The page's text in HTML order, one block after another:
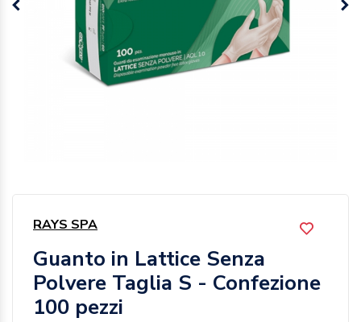
RAYS SPA
Guanto in Lattice Senza
Polvere Taglia S - Confezione
100 pezzi